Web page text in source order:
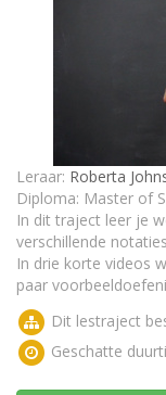
Machten
rationale
Machten
TEST -
Leraar: Roberta
Diploma: Master of
In dit traject leer je
verschillende
In drie korte videos
paar
Dit lestraject
Geschatte